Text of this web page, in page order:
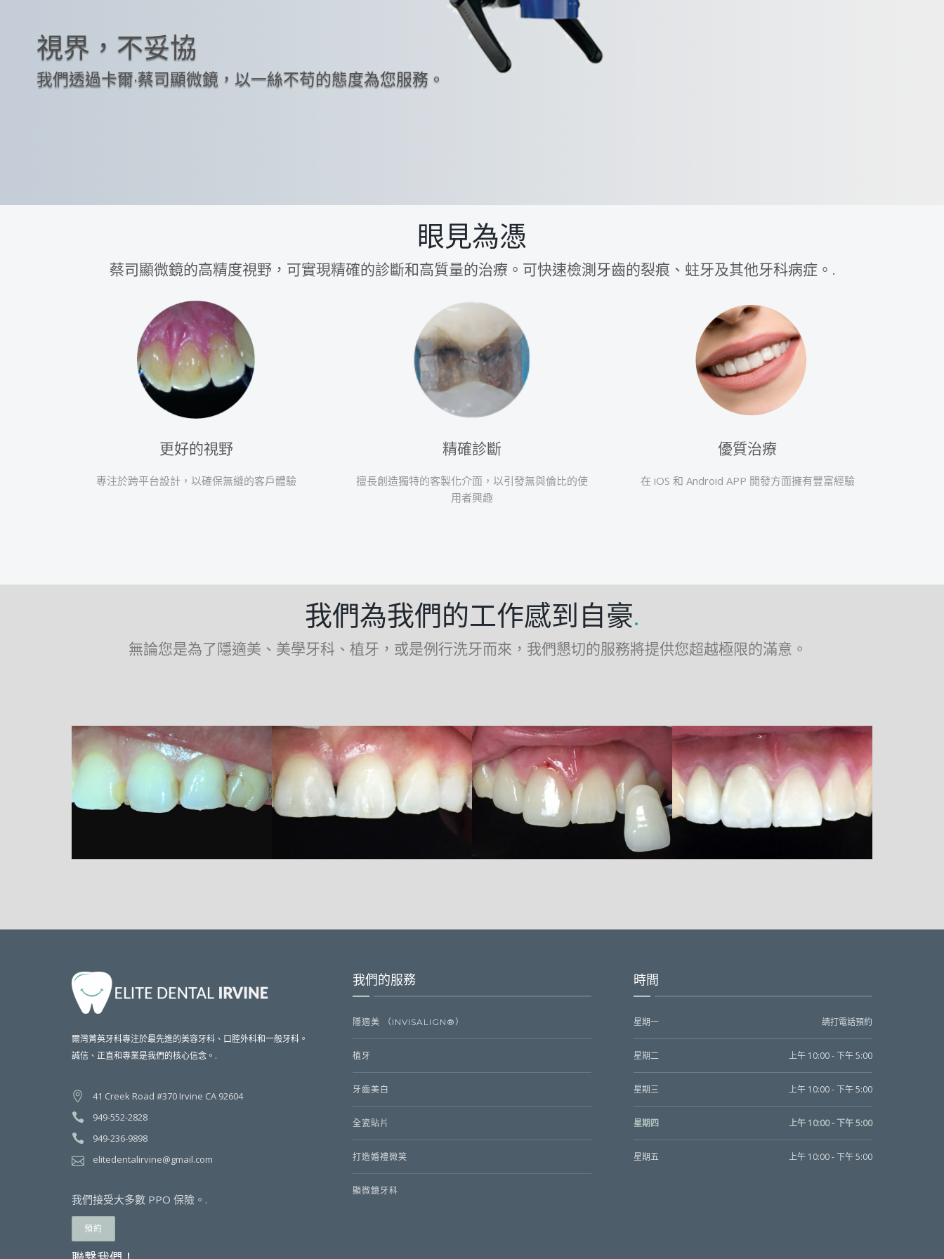
視界，不妥協
我們透過卡爾·蔡司顯微鏡，以一絲不苟的態度為您服務。
眼見為憑
蔡司顯微鏡的高精度視野，可實現精確的診斷和高質量的治療。可快速檢測牙齒的裂痕、蛀牙及其他牙科病症。.
更好的視野
專注於跨平台設計，以確保無縫的客戶體驗
精確診斷
擅長創造獨特的客製化介面，以引發無與倫比的使
用者興趣
優質治療
在 iOS 和 Android APP 開發方面擁有豐富經驗
我們為我們的工作感到自豪.
無論您是為了隱適美、美學牙科、植牙，或是例行洗牙而來，我們懇切的服務將提供您超越極限的滿意。
爾灣菁英牙科專注於最先進的美容牙科、口腔外科和一般牙科。
誠信、正直和專業是我們的核心信念。.
41 Creek Road #370 Irvine CA 92604
949-552-2828
949-236-9898
elitedentalirvine@gmail.com
我們接受大多數 PPO 保險。.
預約
我們的服務
隱適美 （INVISALIGN®）
植牙
牙齒美白
全瓷貼片
打造婚禮微笑
顯微鏡牙科
時間
星期一 請打電話預約
星期二 上午 10:00 - 下午 5:00
星期三 上午 10:00 - 下午 5:00
星期四 上午 10:00 - 下午 5:00
星期五 上午 10:00 - 下午 5:00